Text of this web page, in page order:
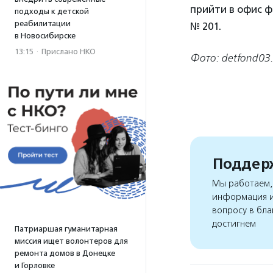
подходы к детской
реабилитации
в Новосибирске
13:15 · Прислано НКО
Патриаршая гуманитарная
миссия ищет волонтеров для
ремонта домов в Донецке
и Горловке
прийти в офис
№ 201.
Фото:
Мы работаем,
информация
вопросу в
достигнем